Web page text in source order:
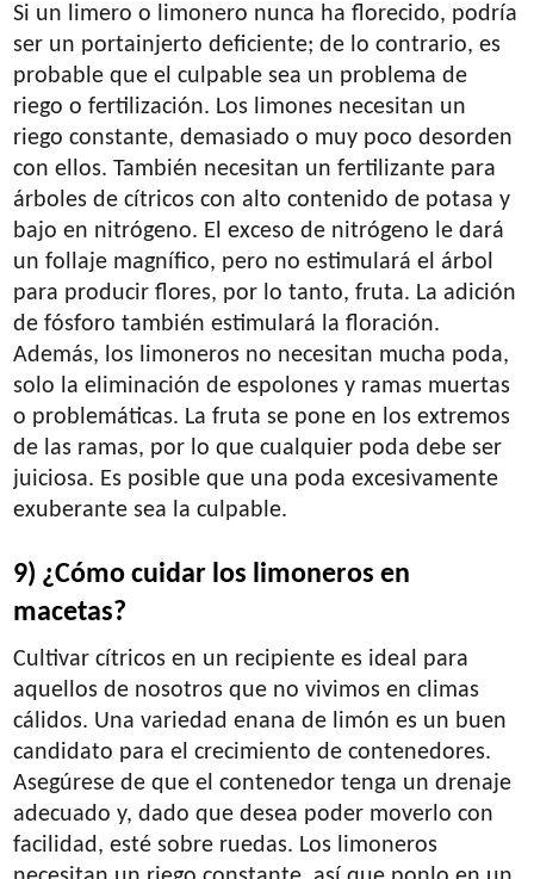
Si un limero o limonero nunca ha florecido, podría
ser un portainjerto deficiente; de lo contrario, es
probable que el culpable sea un problema de
riego o fertilización. Los limones necesitan un
riego constante, demasiado o muy poco desorden
con ellos. También necesitan un fertilizante para
árboles de cítricos con alto contenido de potasa y
bajo en nitrógeno. El exceso de nitrógeno le dará
un follaje magnífico, pero no estimulará el árbol
para producir flores, por lo tanto, fruta. La adición
de fósforo también estimulará la floración.
Además, los limoneros no necesitan mucha poda,
solo la eliminación de espolones y ramas muertas
o problemáticas. La fruta se pone en los extremos
de las ramas, por lo que cualquier poda debe ser
juiciosa. Es posible que una poda excesivamente
exuberante sea la culpable.
9) ¿Cómo cuidar los limoneros en
macetas?
Cultivar cítricos en un recipiente es ideal para
aquellos de nosotros que no vivimos en climas
cálidos. Una variedad enana de limón es un buen
candidato para el crecimiento de contenedores.
Asegúrese de que el contenedor tenga un drenaje
adecuado y, dado que desea poder moverlo con
facilidad, esté sobre ruedas. Los limoneros